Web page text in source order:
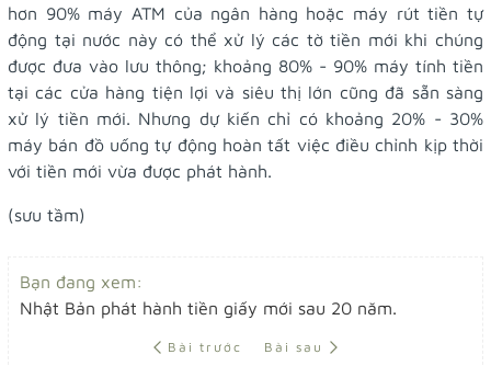
hơn 90% máy ATM của ngân hàng hoặc máy rút tiền tự
động tại nước này có thể xử lý các tờ tiền mới khi chúng
được đưa vào lưu thông; khoảng 80% - 90% máy tính tiền
tại các cửa hàng tiện lợi và siêu thị lớn cũng đã sẵn sàng
xử lý tiền mới. Nhưng dự kiến chỉ có khoảng 20% - 30%
máy bán đồ uống tự động hoàn tất việc điều chỉnh kịp thời
với tiền mới vừa được phát hành.
(sưu tầm)
Bạn đang xem:
Nhật Bản phát hành tiền giấy mới sau 20 năm.
Bài trước Bài sau